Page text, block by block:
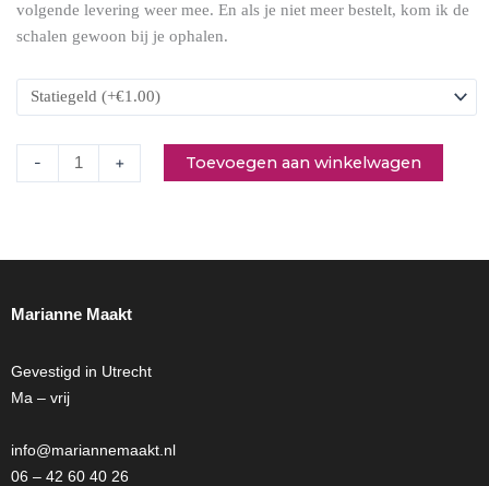
volgende levering weer mee. En als je niet meer bestelt, kom ik de
schalen gewoon bij je ophalen.
- + Toevoegen aan winkelwagen
Marianne Maakt
Gevestigd in Utrecht
Ma – vrij
info@mariannemaakt.nl
06 – 42 60 40 26